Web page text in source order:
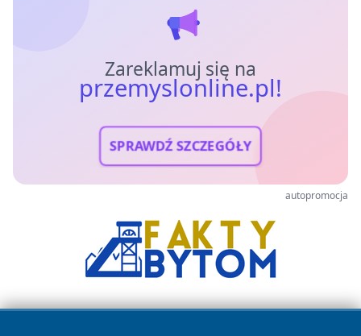
Zareklamuj się na
przemyslonline.pl!
SPRAWDŹ SZCZEGÓŁY
autopromocja